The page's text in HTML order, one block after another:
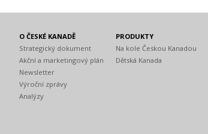
O ČESKÉ KANADĚ
Strategický dokument
Akční a marketingový plán
Newsletter
Výroční zprávy
Analýzy
PRODUKTY
Na kole Českou Kanadou
Dětská Kanada